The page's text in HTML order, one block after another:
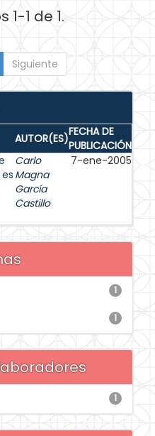
1-1 de 1.
Siguiente
AUTOR(ES)FECHA DE
PUBLICACIÓN
Carlo
Magna
García
Castillo
7-ene-2005
1
1
1